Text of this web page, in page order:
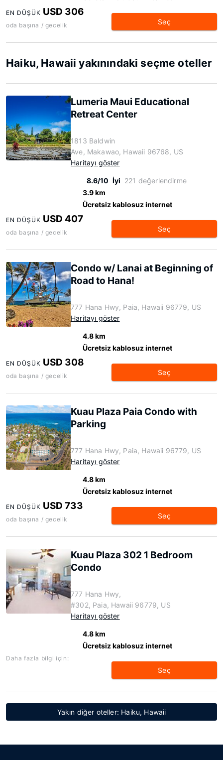
EN DÜŞÜK USD 306
oda başına / gecelik Seç
Haiku, Hawaii yakınındaki seçme oteller
Lumeria Maui Educational
Retreat Center
1813 Baldwin
Ave, Makawao, Hawaii 96768, US
Haritayı göster
8.6/10 İyi 221 değerlendirme
3.9 km
Ücretsiz kablosuz internet
EN DÜŞÜK USD 407
oda başına / gecelik Seç
Condo w/ Lanai at Beginning of
Road to Hana!
777 Hana Hwy, Paia, Hawaii 96779, US
Haritayı göster
4.8 km
Ücretsiz kablosuz internet
EN DÜŞÜK USD 308
oda başına / gecelik Seç
Kuau Plaza Paia Condo with
Parking
777 Hana Hwy, Paia, Hawaii 96779, US
Haritayı göster
4.8 km
Ücretsiz kablosuz internet
EN DÜŞÜK USD 733
oda başına / gecelik Seç
Kuau Plaza 302 1 Bedroom
Condo
777 Hana Hwy,
#302, Paia, Hawaii 96779, US
Haritayı göster
4.8 km
Ücretsiz kablosuz internet
Daha fazla bilgi için:
Seç
Yakın diğer oteller: Haiku, Hawaii